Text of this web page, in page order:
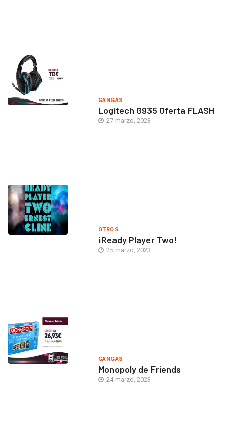
GANGAS
Logitech G935 Oferta FLASH
27 marzo, 2023
OTROS
¡Ready Player Two!
25 marzo, 2023
GANGAS
Monopoly de Friends
24 marzo, 2023